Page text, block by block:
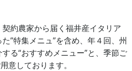
約農家から届く福井産イタリア
”特集メニュ”を含め、年４回、州
る“おすすめメニュー”と、季節ご
意しております。